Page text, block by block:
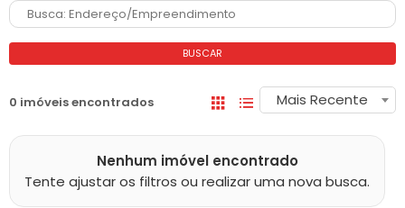
BUSCAR
0 imóveis encontrados Mais Recente
Nenhum imóvel encontrado
Tente ajustar os filtros ou realizar uma nova busca.